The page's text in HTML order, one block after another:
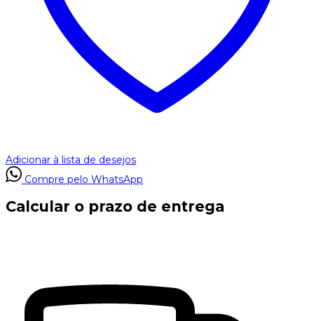
Adicionar à lista de desejos
Compre pelo WhatsApp
Calcular o prazo de entrega